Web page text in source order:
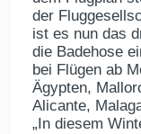
der
ist es nun das
die Badehose
bei Flügen ab
Ägypten,
Alicante,
„In diesem